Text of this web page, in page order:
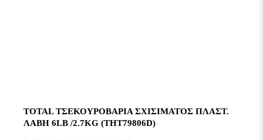
TOTAL ΤΣΕΚΟΥΡΟΒΑΡΙΑ ΣΧΙΣΙΜΑΤΟΣ ΠΛΑΣΤ.
ΛΑΒΗ 6LB /2.7KG (THT79806D)